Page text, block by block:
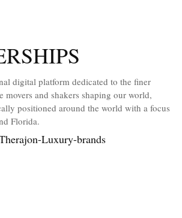
digital platform dedicated to the finer
movers and shakers shaping our world,
positioned around the world with a focus
Florida.